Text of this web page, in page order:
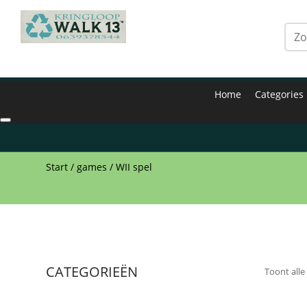
Home Categories
Start /games / WII spel
CATEGORIEËN Toont